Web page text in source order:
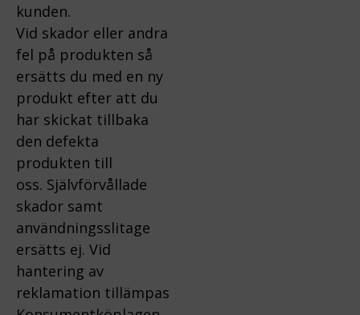
kunden.
Vid skador eller andra
fel på produkten så
ersätts du med en ny
produkt efter att du
har skickat tillbaka
den defekta
produkten till
oss. Självförvållade
skador samt
användningsslitage
ersätts ej. Vid
hantering av
reklamation tillämpas